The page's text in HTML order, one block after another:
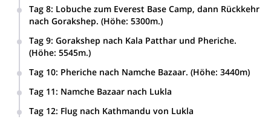
Tag 8: Lobuche zum Everest Base Camp, dann Rückkehr
nach Gorakshep. (Höhe: 5300m.)
Tag 9: Gorakshep nach Kala Patthar und Pheriche.
(Höhe: 5545m.)
Tag 10: Pheriche nach Namche Bazaar. (Höhe: 3440m)
Tag 11: Namche Bazaar nach Lukla
Tag 12: Flug nach Kathmandu von Lukla